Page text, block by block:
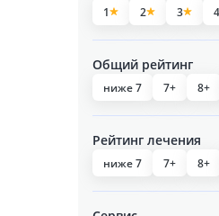
1 2 3 4
Общий рейтинг
ниже 7 7+ 8+
Рейтинг лечения
ниже 7 7+ 8+